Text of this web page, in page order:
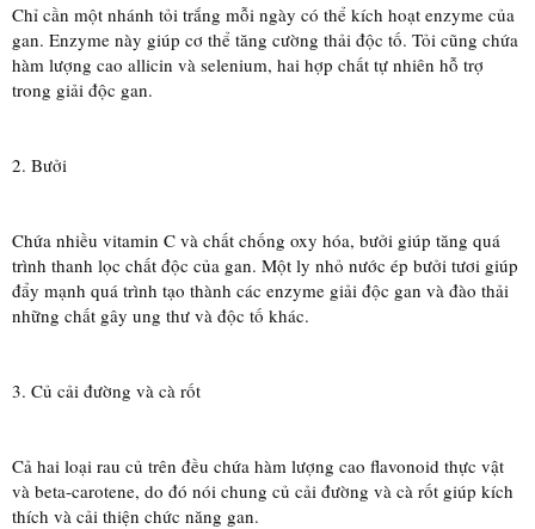
Chỉ cần một nhánh tỏi trắng mỗi ngày có thể kích hoạt enzyme của
gan. Enzyme này giúp cơ thể tăng cường thải độc tố. Tỏi cũng chứa
hàm lượng cao allicin và selenium, hai hợp chất tự nhiên hỗ trợ
trong giải độc gan.
2. Bưởi
Chứa nhiều vitamin C và chất chống oxy hóa, bưởi giúp tăng quá
trình thanh lọc chất độc của gan. Một ly nhỏ nước ép bưởi tươi giúp
đẩy mạnh quá trình tạo thành các enzyme giải độc gan và đào thải
những chất gây ung thư và độc tố khác.
3. Củ cải đường và cà rốt
Cả hai loại rau củ trên đều chứa hàm lượng cao flavonoid thực vật
và beta-carotene, do đó nói chung củ cải đường và cà rốt giúp kích
thích và cải thiện chức năng gan.